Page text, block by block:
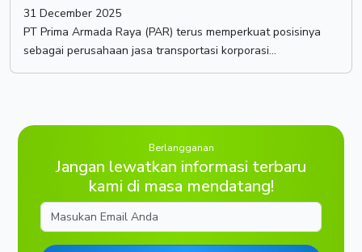
31 December 2025
PT Prima Armada Raya (PAR) terus memperkuat posisinya
sebagai perusahaan jasa transportasi korporasi...
Berlangganan
Jangan lewatkan informasi terbaru
kami di masa mendatang!